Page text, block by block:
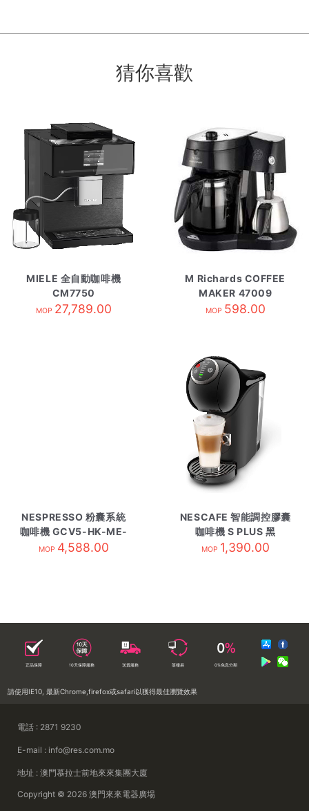
猜你喜歡
MIELE 全自動咖啡機
CM7750
MOP 27,789.00
M Richards COFFEE
MAKER 47009
MOP 598.00
NESPRESSO 粉囊系統
咖啡機 GCV5-HK-ME-
NE黑
MOP 4,588.00
NESCAFE 智能調控膠囊
咖啡機 S PLUS 黑
MOP 1,390.00
正品保障 10天保障服務 送貨服務 落樓易 0%免息分期
請使用IE10, 最新Chrome,firefox或safari以獲得最佳瀏覽效果
電話 : 2871 9230
E-mail : info@res.com.mo
地址 : 澳門慕拉士前地來來集團大廈
Copyright © 2026 澳門來來電器廣場